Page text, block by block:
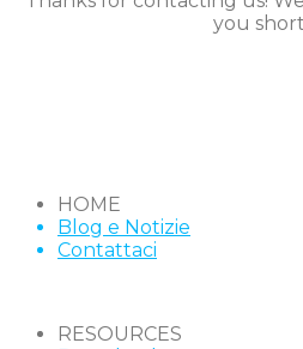
you
HOME
Blog e Notizie
Contattaci
RESOURCES